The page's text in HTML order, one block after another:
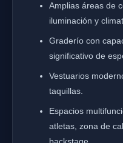
Amplias áreas de
iluminación y
Graderío con
significativo de
Vestuarios
taquillas.
Espacios
atletas, zona de